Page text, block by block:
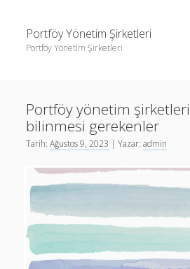
Portföy Yönetim Şirketleri
Portföy Yönetim Şirketleri
Sayfa Listesi
Youtube Beğeni Gönderme Hilesi
Liste
Youtube Beğeni Gönderme Hilesi
Portföy yönetim şirketleri
bilinmesi gerekenler
Tarih:Ağustos 9, 2023 | Yazar:admin